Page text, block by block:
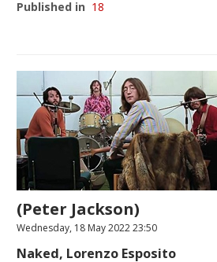
Published in 18
(Peter Jackson)
Wednesday, 18 May 2022 23:50
Naked, Lorenzo Esposito